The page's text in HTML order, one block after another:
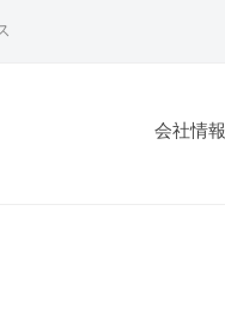
会社情報